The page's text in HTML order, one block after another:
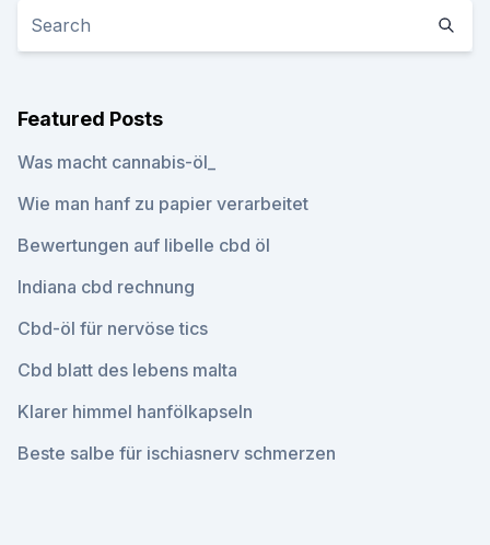
Featured Posts
Was macht cannabis-öl_
Wie man hanf zu papier verarbeitet
Bewertungen auf libelle cbd öl
Indiana cbd rechnung
Cbd-öl für nervöse tics
Cbd blatt des lebens malta
Klarer himmel hanfölkapseln
Beste salbe für ischiasnerv schmerzen